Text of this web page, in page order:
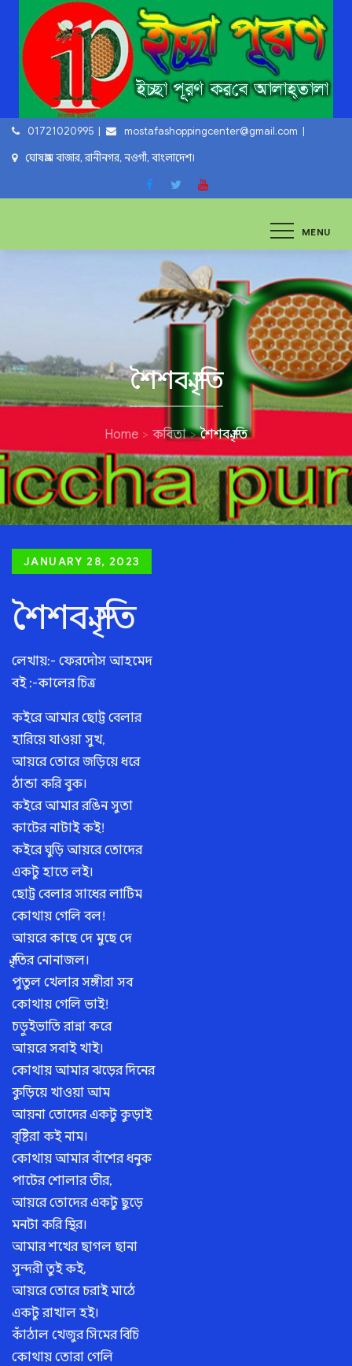
content
01721020995
mostafashoppingcenter@gmail.com
ঘোষগ্রাম বাজার, রানীনগর, নওগাঁ, বাংলাদেশ।
MENU
শৈশব স্মৃতি
Home কবিতা শৈশব স্মৃতি
Posted
JANUARY 28, 2023
শৈশব স্মৃতি
লেখায়:- ফেরদৌস আহমেদ
বই :-কালের চিত্র
কইরে আমার ছোট্ট বেলার
হারিয়ে যাওয়া সুখ,
আয়রে তোরে জড়িয়ে ধরে
ঠান্ডা করি বুক।
কইরে আমার রঙিন সুতা
কাটের নাটাই কই!
কইরে ঘুড়ি আয়রে তোদের
একটু হাতে লই।
ছোট্ট বেলার সাধের লাটিম
কোথায় গেলি বল!
আয়রে কাছে দে মুছে দে
স্মৃতির নোনাজল।
পুতুল খেলার সঙ্গীরা সব
কোথায় গেলি ভাই!
চড়ুইভাতি রান্না করে
আয়রে সবাই খাই।
কোথায় আমার ঝড়ের দিনের
কুড়িয়ে খাওয়া আম
আয়না তোদের একটু কুড়াই
বৃষ্টিরা কই নাম।
কোথায় আমার বাঁশের ধনুক
পাটের শোলার তীর,
আয়রে তোদের একটু ছুড়ে
মনটা করি স্থির।
আমার শখের ছাগল ছানা
সুন্দরী তুই কই,
আয়রে তোরে চরাই মাঠে
একটু রাখাল হই।
কাঁঠাল খেজুর সিমের বিচি
কোথায় তোরা গেলি